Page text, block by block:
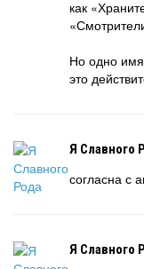
как
Но одно
это
Я Славного
согласна с
Я Славного